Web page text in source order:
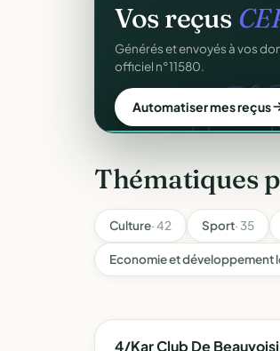
Gérez votre
Membres, dons,
sans rien payer.
Créer mon compte
Thématiques
Culture· 42 Sport· 35
Economie et développement
4/Kar Club De